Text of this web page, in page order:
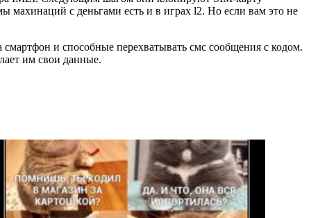
махинаций с деньгами есть и в играх l2. Но если вам это не
и способные перехватывать смс сообщения с кодом.
им свои данные.